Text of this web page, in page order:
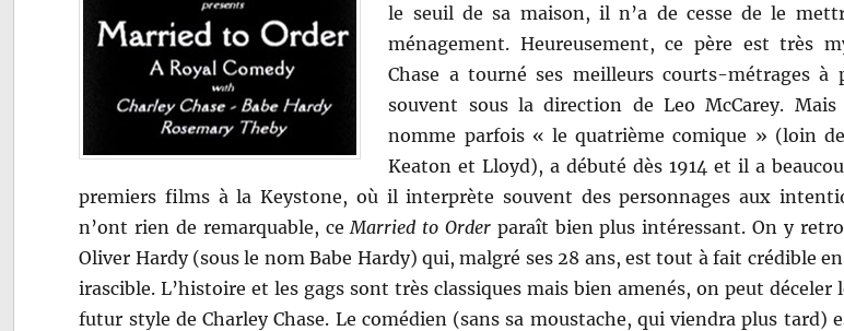
le seuil de sa maison, il n’a de cesse de le
ménagement. Heureusement, ce père est très
Chase a tourné ses meilleurs courts-métrages à
souvent sous la direction de Leo McCarey. Mais
nomme parfois « le quatrième comique » (loin
Keaton et Lloyd), a débuté dès 1914 et il a
premiers films à la Keystone, où il interprète souvent des personnages aux
n’ont rien de remarquable, ce Married to Orderparaît bien plus intéressant. On y
Oliver Hardy (sous le nom Babe Hardy) qui, malgré ses 28 ans, est tout à fait crédible
irascible. L’histoire et les gags sont très classiques mais bien amenés, on peut déceler
futur style de Charley Chase. Le comédien (sans sa moustache, qui viendra plus tard)